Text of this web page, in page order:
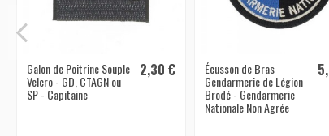
Galon de Poitrine Souple
Velcro - GD, CTAGN ou
SP - Capitaine
2,30 € Écusson de Bras
Gendarmerie de Légion
Brodé - Gendarmerie
Nationale Non Agrée